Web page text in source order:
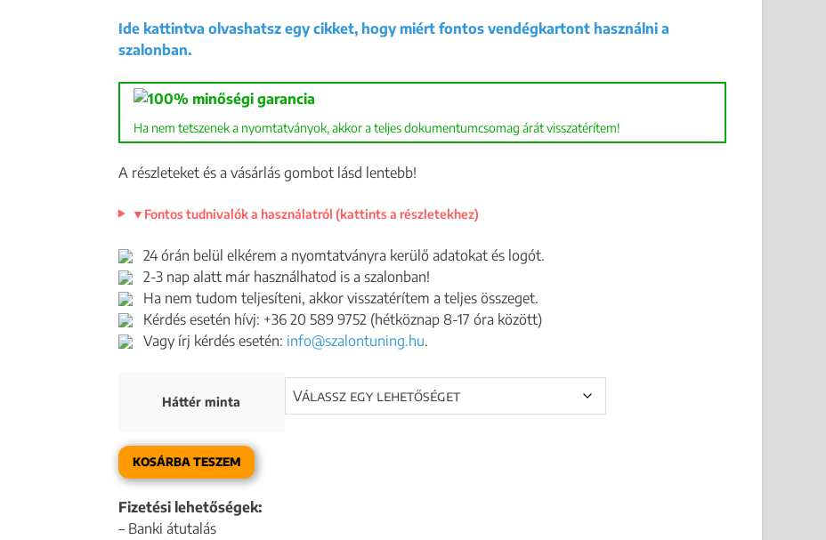
Ide kattintva olvashatsz egy cikket, hogy miért fontos vendégkartont használni a
szalonban.
Ha nem tetszenek a nyomtatványok, akkor a teljes dokumentumcsomag árát visszatérítem!
A részleteket és a vásárlás gombot lásd lentebb!
▼ Fontos tudnivalók a használatról (kattints a részletekhez)
24 órán belül elkérem a nyomtatványra kerülő adatokat és logót.
2-3 nap alatt már használhatod is a szalonban!
Ha nem tudom teljesíteni, akkor visszatérítem a teljes összeget.
Kérdés esetén hívj: +36 20 589 9752 (hétköznap 8-17 óra között)
Vagy írj kérdés esetén: info@szalontuning.hu.
Háttér minta
KOSÁRBA TESZEM
Fizetési lehetőségek:
– Banki átutalás